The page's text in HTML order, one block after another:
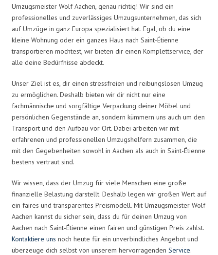
Umzugsmeister Wolf Aachen, genau richtig! Wir sind ein
professionelles und zuverlässiges Umzugsunternehmen, das sich
auf Umzüge in ganz Europa spezialisiert hat. Egal, ob du eine
kleine Wohnung oder ein ganzes Haus nach Saint-Étienne
transportieren möchtest, wir bieten dir einen Komplettservice, der
alle deine Bedürfnisse abdeckt.
Unser Ziel ist es, dir einen stressfreien und reibungslosen Umzug
zu ermöglichen. Deshalb bieten wir dir nicht nur eine
fachmännische und sorgfältige Verpackung deiner Möbel und
persönlichen Gegenstände an, sondern kümmern uns auch um den
Transport und den Aufbau vor Ort. Dabei arbeiten wir mit
erfahrenen und professionellen Umzugshelfern zusammen, die
mit den Gegebenheiten sowohl in Aachen als auch in Saint-Étienne
bestens vertraut sind.
Wir wissen, dass der Umzug für viele Menschen eine große
finanzielle Belastung darstellt. Deshalb legen wir großen Wert auf
ein faires und transparentes Preismodell. Mit Umzugsmeister Wolf
Aachen kannst du sicher sein, dass du für deinen Umzug von
Aachen nach Saint-Étienne einen fairen und günstigen Preis zahlst.
Kontaktiere uns noch heute für ein unverbindliches Angebot und
überzeuge dich selbst von unserem hervorragenden Service.